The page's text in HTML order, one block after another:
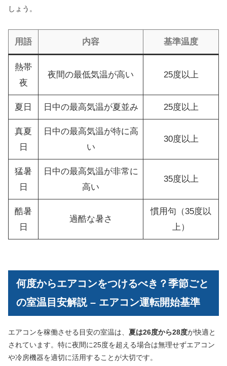
しょう。
用語 内容 基準温度
熱帯
夜
夜間の最低気温が高い 25度以上
夏日 日中の最高気温が夏並み 25度以上
真夏
日
日中の最高気温が特に高
い
30度以上
猛暑
日
日中の最高気温が非常に
高い
35度以上
酷暑
日
過酷な暑さ
慣用句（35度以
上）
何度からエアコンをつけるべき？季節ごと
の室温目安解説 – エアコン運転開始基準
エアコンを稼働させる目安の室温は、 夏は26度から28度が快適と
されています。特に夜間に25度を超える場合は無理せずエアコン
や冷房機器を適切に活用することが大切です。